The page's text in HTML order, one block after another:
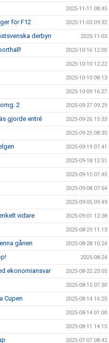
2025-11-11 08:45
för F12 2025-11-03 09:32
derbyn 2025-11-03
2025-10-16 12:00
2025-10-10 12:22
2025-10-10 08:13
2025-10-09 16:27
2 2025-09-27 09:29
gjorde entré 2025-09-26 15:33
2025-09-25 08:35
2025-09-19 07:41
2025-09-18 12:51
2025-09-15 07:45
2025-09-08 07:54
2025-09-05 09:49
vidare 2025-09-01 12:38
2025-08-29 11:13
gånen 2025-08-28 10:24
2025-08-24
ekonomiansvar 2025-08-22 23:05
2025-08-15 07:30
Cupen 2025-08-14 16:25
2025-08-14 01:00
2025-08-11 14:15
2025-07-07 08:42